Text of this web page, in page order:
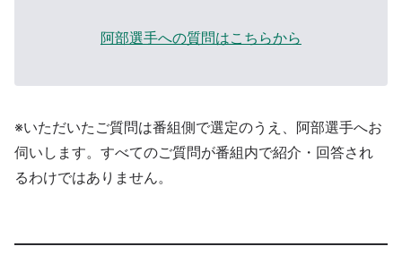
阿部選手への質問はこちらから
※いただいたご質問は番組側で選定のうえ、阿部選手へお
伺いします。すべてのご質問が番組内で紹介・回答され
るわけではありません。